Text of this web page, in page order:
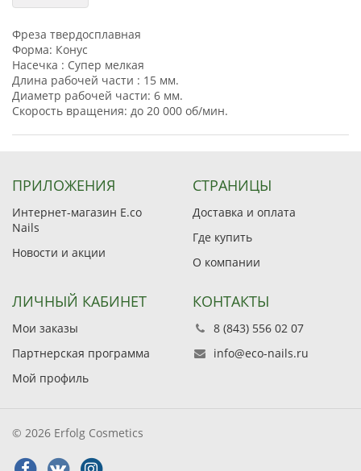
Фреза твердосплавная
Форма: Конус
Насечка : Супер мелкая
Длина рабочей части : 15 мм.
Диаметр рабочей части: 6 мм.
Скорость вращения: до 20 000 об/мин.
ПРИЛОЖЕНИЯ
Интернет-магазин E.co
Nails
Новости и акции
СТРАНИЦЫ
Доставка и оплата
Где купить
О компании
ЛИЧНЫЙ КАБИНЕТ
Мои заказы
Партнерская программа
Мой профиль
КОНТАКТЫ
8 (843) 556 02 07
info@eco-nails.ru
© 2026 Erfolg Cosmetics